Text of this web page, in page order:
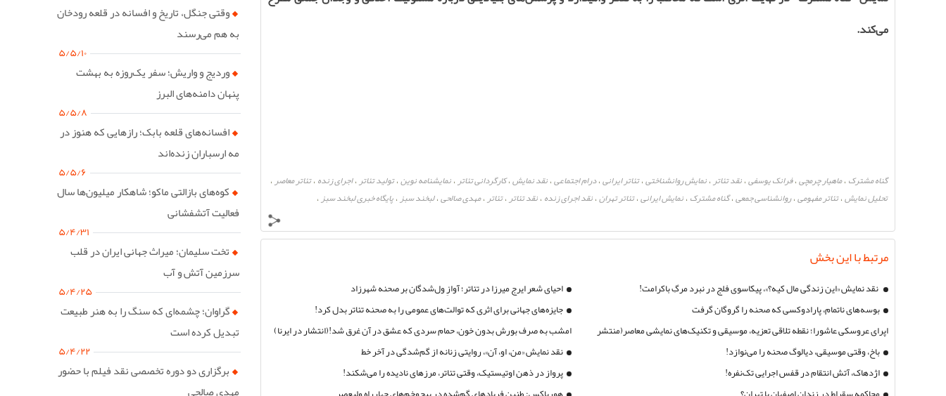
می‌کند.
گناه مشترک ،ماهیار چرمچی،فرانک یوسفی،نقد تئاتر ،نمایش روانشناختی،تئاتر ایرانی،درام اجتماعی،نقد نمایش،کارگردانی تئاتر ،نمایشنامه نوین،تولید تئاتر ،اجرای زنده ،تئاتر معاصر ،
تحلیل نمایش،تئاتر مفهومی،روانشناسی جمعی،گناه مشترک ،نمایش ایرانی،تئاتر تهران،نقد اجرای زنده ،نقد تئاتر ،تئاتر ،مهدی صالحی،لبخند سبز ،پایگاه خبری لبخند سبز ،
مرتبط با این بخش
نقد نمایش «این زندگی مال کیه؟»، پیکاسوی فلج در نبرد مرگِ باکرامت!
احیای شعر ایرج میرزا در تئاتر؛ آوازِ ول‌شدگان بر صحنه شهرزاد
بوسه‌های ناتمام، پارادوکسی که صحنه را گروگان گرفت
جایزه‌های جهانی برای اثری که توالت‌های عمومی را به صحنه تئاتر بدل کرد!
اپرای عروسکی عاشورا؛ نقطه تلاقی تعزیه، موسیقی و تکنیک‌های نمایشی معاصر(منتشر
شده در ایرنا و جام جم)
امشب به صرف بورش بدون خون، حمام سردی که عشق در آن غرق شد!(انتشار در ایرنا)
باخ، وقتی موسیقی، دیالوگ صحنه را می‌نوازد!
نقد نمایش «من، او، آن»، روایتی زنانه از گم‌شدگی در آخر خط
اژدهاک، آتش انتقام در قفس اجرایی تک‌نفره!
پرواز در ذهن اوتیستیک، وقتی تئاتر، مرزهای نادیده را می‌شکند!
وقتی جنگل، تاریخ و افسانه در قلعه رودخان
به هم می‌رسند
۵/۵/۱۰
وردیج و واریش؛ سفر یک‌روزه به بهشت
پنهان دامنه‌های البرز
۵/۵/۸
افسانه‌های قلعه بابک؛ رازهایی که هنوز در
مه ارسباران زنده‌اند
۵/۵/۶
کوه‌های بازالتی ماکو؛ شاهکار میلیون‌ها سال
فعالیت آتشفشانی
۵/۴/۳۱
تخت سلیمان؛ میراث جهانی ایران در قلب
سرزمین آتش و آب
۵/۴/۲۵
گراوان؛ چشمه‌ای که سنگ را به هنر طبیعت
تبدیل کرده است
۵/۴/۲۲
برگزاری دو دوره تخصصی نقد فیلم با حضور
مهدی صالحی